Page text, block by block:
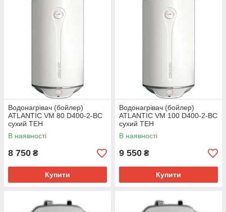
Водонагрівач (бойлер)
ATLANTIC VM 80 D400-2-BC
сухий ТЕН
В наявності
8 750 ₴
Купити
Водонагрівач (бойлер)
ATLANTIC VM 100 D400-2-BC
сухий ТЕН
В наявності
9 550 ₴
Купити